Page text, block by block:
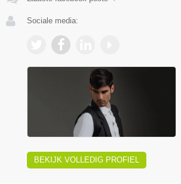
Sociale media:
BEKIJK VOLLEDIG PROFIEL